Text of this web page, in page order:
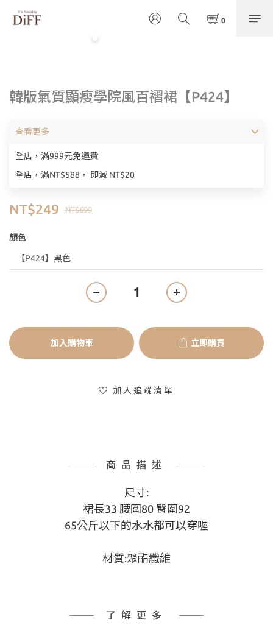
韓版氣質顯瘦學院風百褶裙【P424】
全店，滿999元免運費
全店，滿NT$588， 即減 NT$20
查看更多
NT$699
NT$249
顏色
加入購物車 立即購買
加入追蹤清單
商品描述
尺寸:
裙長33 腰圍80 臀圍92
65公斤以下的水水都可以穿喔
材質:聚酯纖維
了解更多